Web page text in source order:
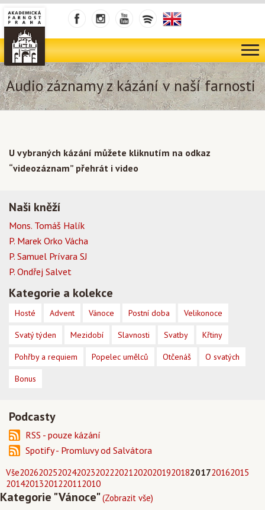
Audio záznamy z kázání v naší farnosti
Vše202620252024202320222021202020192018201720162015
20142013201220112010
Kategorie "Vánoce"(Zobrazit vše)
U vybraných kázání můžete kliknutím na odkaz
“videozáznam” přehrát i video
Naši kněží
Mons. Tomáš Halík
P. Marek Orko Vácha
P. Samuel Prívara SJ
P. Ondřej Salvet
Kategorie a kolekce
Hosté Advent Vánoce Postní doba Velikonoce
Svatý týden Mezidobí Slavnosti Svatby Křtiny
Pohřby a requiem Popelec umělců Otčenáš O svatých
Bonus
Podcasty
RSS - pouze kázání
Spotify - Promluvy od Salvátora